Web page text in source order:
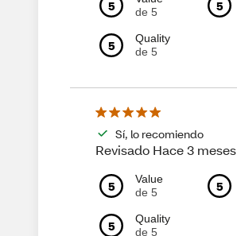
5
de 5
5
5
Quality
de 5
Sí, lo recomiendo
Revisado Hace 3 meses
5
Value
de 5
5
5
Quality
de 5